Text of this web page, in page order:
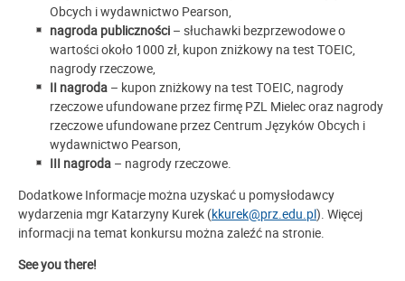
Obcych i wydawnictwo Pearson,
nagroda publiczności – słuchawki bezprzewodowe o
wartości około 1000 zł, kupon zniżkowy na test TOEIC,
nagrody rzeczowe,
II nagroda – kupon zniżkowy na test TOEIC, nagrody
rzeczowe ufundowane przez firmę PZL Mielec oraz nagrody
rzeczowe ufundowane przez Centrum Języków Obcych i
wydawnictwo Pearson,
III nagroda – nagrody rzeczowe.
Dodatkowe Informacje można uzyskać u pomysłodawcy
wydarzenia mgr Katarzyny Kurek (kkurek@prz.edu.pl). Więcej
informacji na temat konkursu można zaleźć na stronie.
See you there!